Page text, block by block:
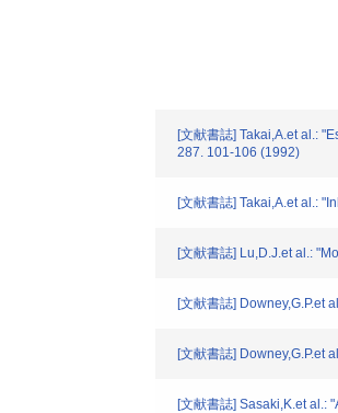
[文献書誌] Takai,A.et al.:
287. 101-106 (1992)
[文献書誌] Takai,A.et al.:
[文献書誌] Lu,D.J.et al.:
[文献書誌]
[文献書誌]
[文献書誌] Sasaki,K.et al.: